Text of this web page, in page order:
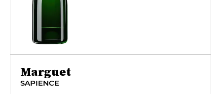
Marguet
SAPIENCE